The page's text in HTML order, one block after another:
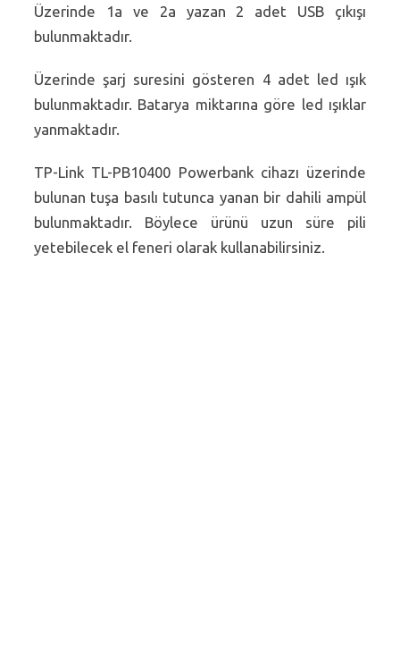
Üzerinde 1a ve 2a yazan 2 adet USB çıkışı
bulunmaktadır.
Üzerinde şarj suresini gösteren 4 adet led ışık
bulunmaktadır. Batarya miktarına göre led ışıklar
yanmaktadır.
TP-Link TL-PB10400 Powerbank cihazı üzerinde
bulunan tuşa basılı tutunca yanan bir dahili ampül
bulunmaktadır. Böylece ürünü uzun süre pili
yetebilecek el feneri olarak kullanabilirsiniz.